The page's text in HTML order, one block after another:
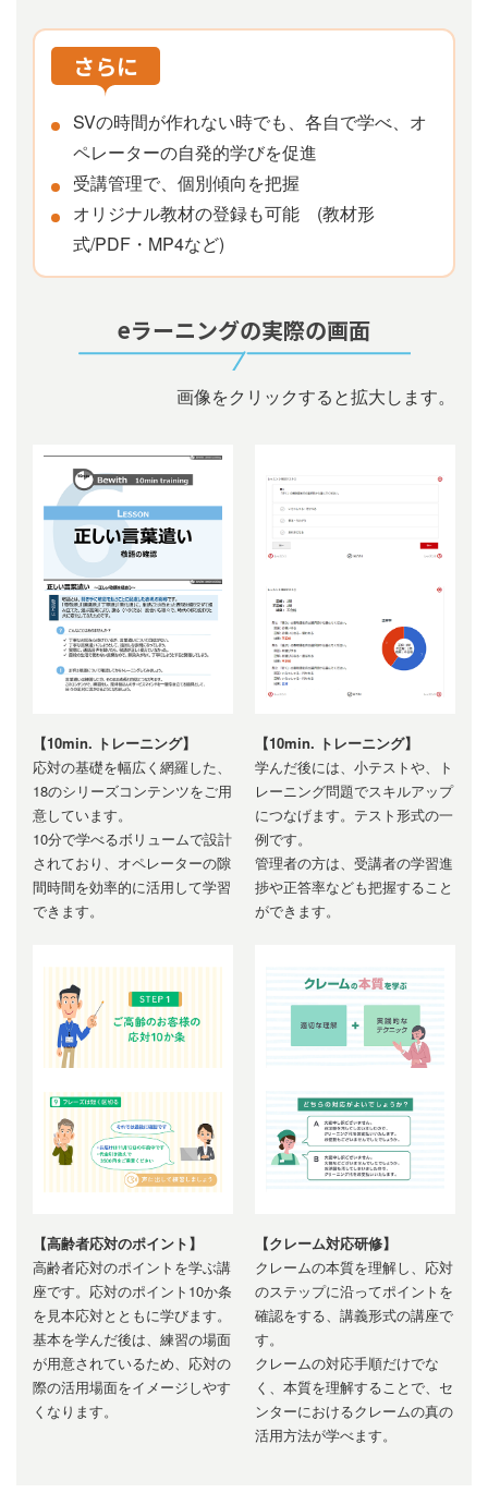
さらに
SVの時間が作れない時でも、各⾃で学べ、オ
ペレーターの⾃発的学びを促進
受講管理で、個別傾向を把握
オリジナル教材の登録も可能 (教材形
式/PDF・MP4など)
eラーニングの実際の画⾯
画像をクリックすると拡大します。
【10min. トレーニング】
応対の基礎を幅広く網羅した、
18のシリーズコンテンツをご用
意しています。
10分で学べるボリュームで設計
されており、オペレーターの隙
間時間を効率的に活用して学習
できます。
【10min. トレーニング】
学んだ後には、小テストや、ト
レーニング問題でスキルアップ
につなげます。テスト形式の一
例です。
管理者の方は、受講者の学習進
捗や正答率なども把握すること
ができます。
【高齢者応対のポイント】
高齢者応対のポイントを学ぶ講
座です。応対のポイント10か条
を見本応対とともに学びます。
基本を学んだ後は、練習の場面
が用意されているため、応対の
際の活用場面をイメージしやす
くなります。
【クレーム対応研修】
クレームの本質を理解し、応対
のステップに沿ってポイントを
確認をする、講義形式の講座で
す。
クレームの対応手順だけでな
く、本質を理解することで、セ
ンターにおけるクレームの真の
活用方法が学べます。